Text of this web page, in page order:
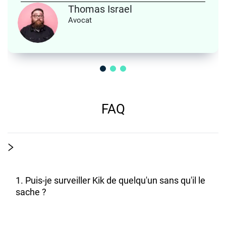
Thomas Israel
Avocat
FAQ
1. Puis-je surveiller Kik de quelqu'un sans qu'il le
sache ?